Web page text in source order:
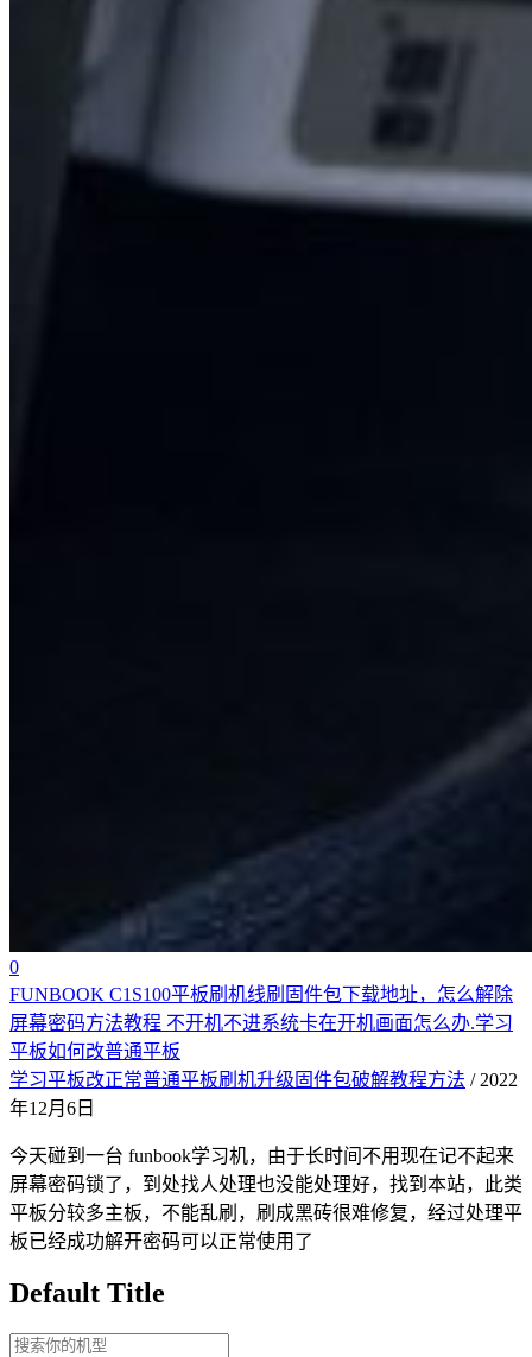
0
FUNBOOK C1S100平板刷机线刷固件包下载地址，怎么解除
屏幕密码方法教程 不开机不进系统卡在开机画面怎么办.学习
平板如何改普通平板
学习平板改正常普通平板刷机升级固件包破解教程方法 / 2022
年12月6日
今天碰到一台 funbook学习机，由于长时间不用现在记不起来
屏幕密码锁了，到处找人处理也没能处理好，找到本站，此类
平板分较多主板，不能乱刷，刷成黑砖很难修复，经过处理平
板已经成功解开密码可以正常使用了
Default Title